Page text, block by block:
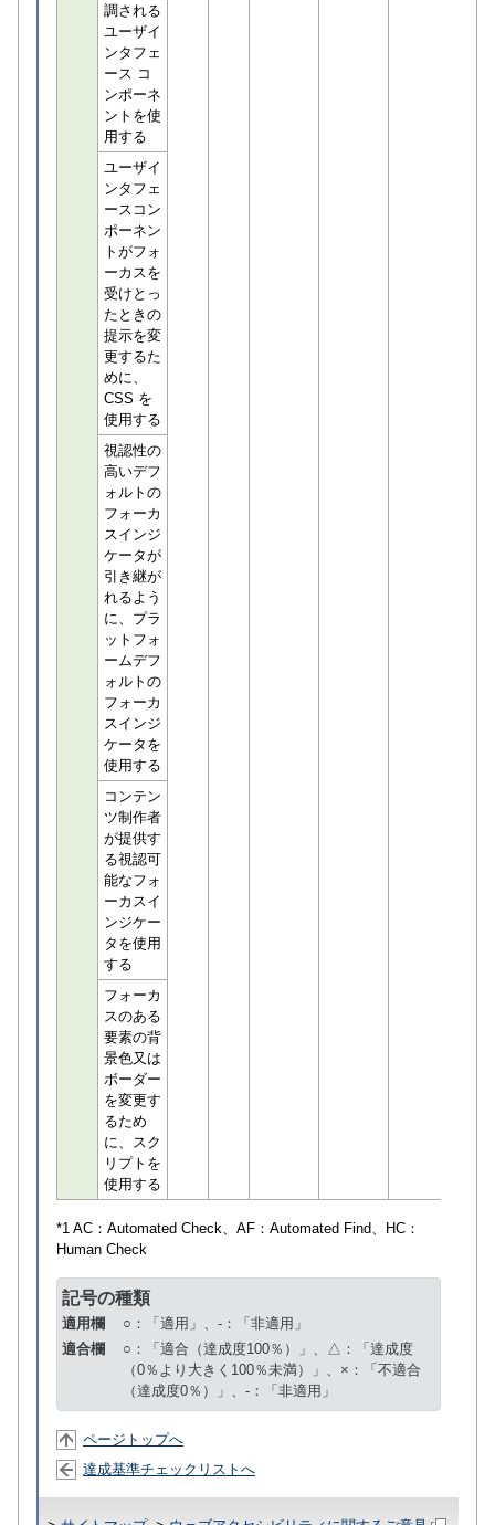
調される
ユーザイ
ンタフェ
ース コ
ンポーネ
ントを使
用する
ユーザイ
ンタフェ
ースコン
ポーネン
トがフォ
ーカスを
受けとっ
たときの
提示を変
更するた
めに、
CSS を
使用する
視認性の
高いデフ
ォルトの
フォーカ
スインジ
ケータが
引き継が
れるよう
に、プラ
ットフォ
ームデフ
ォルトの
フォーカ
スインジ
ケータを
使用する
コンテン
ツ制作者
が提供す
る視認可
能なフォ
ーカスイ
ンジケー
タを使用
する
フォーカ
スのある
要素の背
景色又は
ボーダー
を変更す
るため
に、スク
リプトを
使用する
*1 AC： Automated Check、AF： Automated Find、HC：
Human Check
記号の種類
適用欄
○：「適用」、-：「非適用」
適合欄
○：「適合（達成度100％）」、△：「達成度
（0％より大きく100％未満）」、×：「不適合
（達成度0％）」、-：「非適用」
ページトップへ
達成基準チェックリストへ